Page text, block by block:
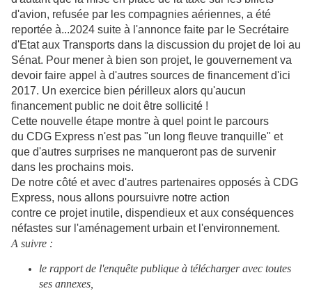
d'avion, refusée par les compagnies aériennes, a été
reportée à...2024 suite à l'annonce faite par le Secrétaire
d'Etat aux Transports dans la discussion du projet de loi au
Sénat. Pour mener à bien son projet, le gouvernement va
devoir faire appel à d'autres sources de financement d'ici
2017. Un exercice bien périlleux alors qu'aucun
financement public ne doit être sollicité !
Cette nouvelle étape montre à quel point le parcours
du CDG Express n'est pas "un long fleuve tranquille" et
que d'autres surprises ne manqueront pas de survenir
dans les prochains mois.
De notre côté et avec d'autres partenaires opposés à CDG
Express, nous allons poursuivre notre action
contre ce projet inutile, dispendieux et aux conséquences
néfastes sur l'aménagement urbain et l'environnement.
A suivre :
le rapport de l'enquête publique à télécharger avec toutes
ses annexes,